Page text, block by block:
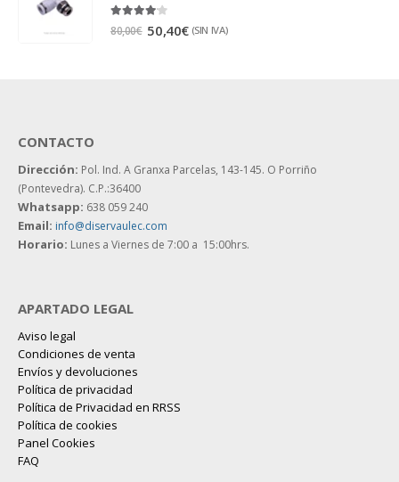
80,00€ 50,40€ (SIN IVA)
CONTACTO
Dirección: Pol. Ind. A Granxa Parcelas, 143-145. O Porriño
(Pontevedra). C.P.:36400
Whatsapp: 638 059 240
Email: info@diservaulec.com
Horario: Lunes a Viernes de 7:00 a 15:00hrs.
APARTADO LEGAL
Aviso legal
Condiciones de venta
Envíos y devoluciones
Política de privacidad
Política de Privacidad en RRSS
Política de cookies
Panel Cookies
FAQ